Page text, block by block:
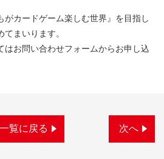
がカードゲーム楽しむ世界』を目指し
まいります。
はお問い合わせフォームからお申し込
次へ
一覧に戻る